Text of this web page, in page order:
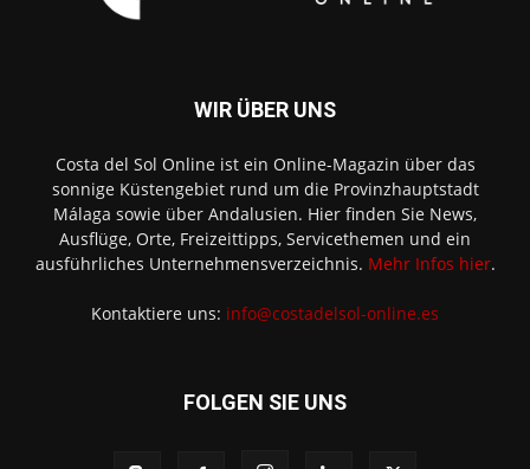
WIR ÜBER UNS
Costa del Sol Online ist ein Online-Magazin über das
sonnige Küstengebiet rund um die Provinzhauptstadt
Málaga sowie über Andalusien. Hier finden Sie News,
Ausflüge, Orte, Freizeittipps, Servicethemen und ein
ausführliches Unternehmensverzeichnis. Mehr Infos hier.
Kontaktiere uns: info@costadelsol-online.es
FOLGEN SIE UNS